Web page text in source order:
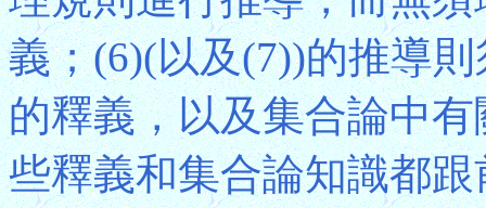
義；(6)(以及(7))的推導
的釋義，以及集合論中
些釋義和集合論知識都